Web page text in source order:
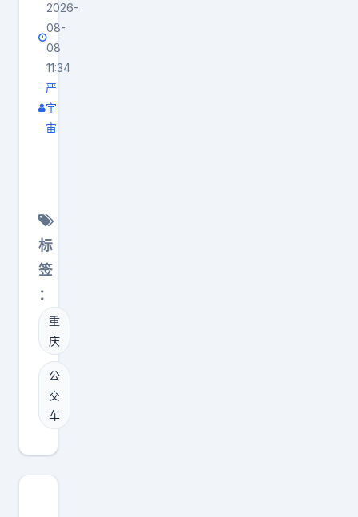
2026-
08-
08
11:34
严
宇
宙
公
交
车
动
化
之
后
，
直
变
标
签
：
重
庆
公
交
车